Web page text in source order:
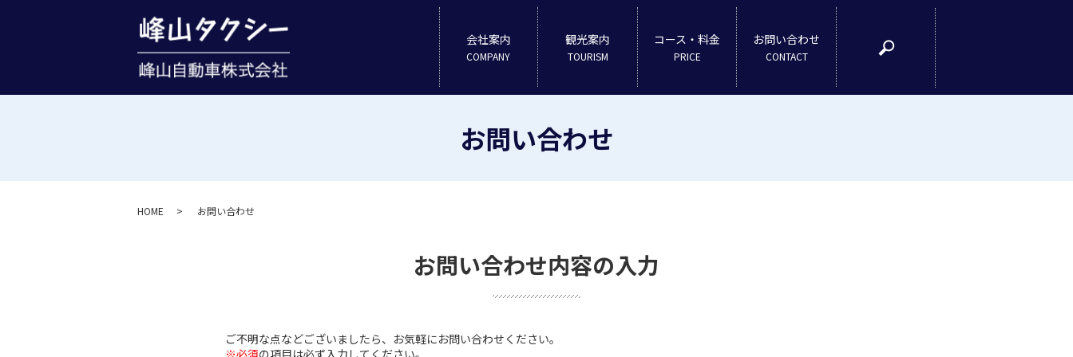
会社案内
COMPANY
観光案内
TOURISM
コース・料金
PRICE
お問い合わせ
CONTACT search
お問い合わせ
HOME お問い合わせ
お問い合わせ内容の入力
ご不明な点などございましたら、お気軽にお問い合わせください。